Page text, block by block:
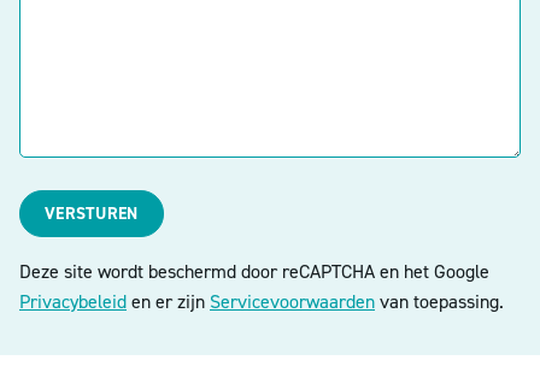
VERSTUREN
Deze site wordt beschermd door reCAPTCHA en het Google
Privacybeleiden er zijn Servicevoorwaardenvan toepassing.